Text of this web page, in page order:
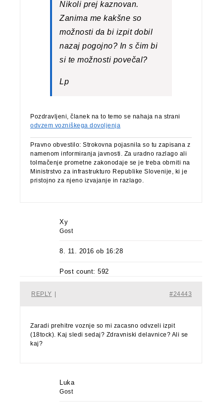
Nikoli prej kaznovan.
Zanima me kakšne so
možnosti da bi izpit dobil
nazaj pogojno? In s čim bi
si te možnosti povečal?
Lp
Pozdravljeni, članek na to temo se nahaja na strani
odvzem vozniškega dovoljenja
Pravno obvestilo: Strokovna pojasnila so tu zapisana z
namenom informiranja javnosti. Za uradno razlago ali
tolmačenje prometne zakonodaje se je treba obrniti na
Ministrstvo za infrastrukturo Republike Slovenije, ki je
pristojno za njeno izvajanje in razlago.
Xy
Gost
8. 11. 2016 ob 16:28
Post count: 592
#24443
REPLY
Zaradi prehitre voznje so mi zacasno odvzeli izpit
(18tock). Kaj sledi sedaj? Zdravniski delavnice? Ali se
kaj?
Luka
Gost